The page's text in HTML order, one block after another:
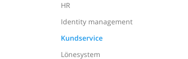
HR
Identity management
Kundservice
Lönesystem